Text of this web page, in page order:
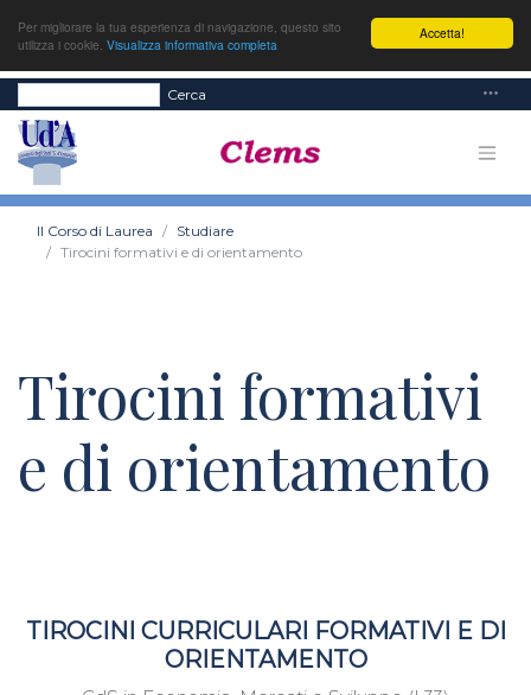
Accetta!
Per migliorare la tua esperienza di navigazione, questo sito
utilizza i cookie. Visualizza informativa completa
Cerca
Il Corso di Laurea
Studiare
Tirocini formativi e di orientamento
Tirocini formativi
e di orientamento
TIROCINI CURRICULARI FORMATIVI E DI
ORIENTAMENTO